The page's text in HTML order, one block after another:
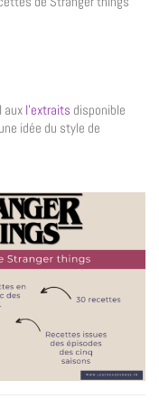
aux l’extraits disponible
idée du style de